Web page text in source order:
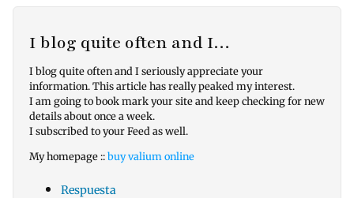
I blog quite often and I…
I blog quite often and I seriously appreciate your
information. This article has really peaked my interest.
I am going to book mark your site and keep checking for new
details about once a week.
I subscribed to your Feed as well.
My homepage ::buy valium online
Respuesta